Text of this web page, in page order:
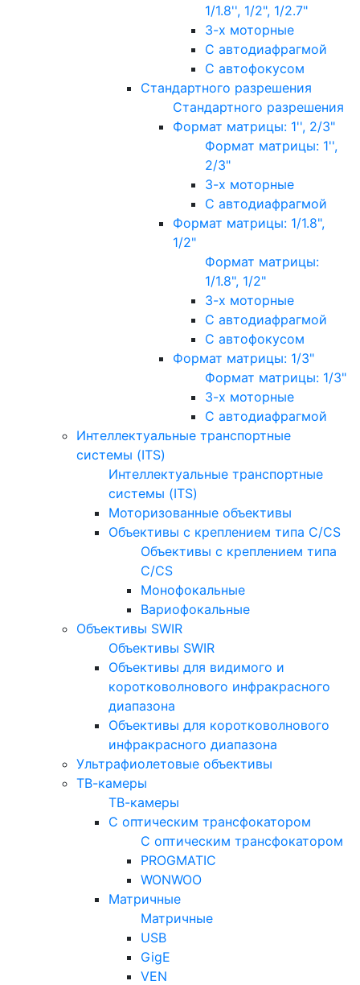
1/1.8'', 1/2", 1/2.7"
3-х моторные
С автодиафрагмой
С автофокусом
Стандартного разрешения
Стандартного разрешения
Формат матрицы: 1'', 2/3"
Формат матрицы: 1'',
2/3"
3-х моторные
С автодиафрагмой
Формат матрицы: 1/1.8",
1/2"
Формат матрицы:
1/1.8", 1/2"
3-х моторные
С автодиафрагмой
С автофокусом
Формат матрицы: 1/3"
Формат матрицы: 1/3"
3-х моторные
С автодиафрагмой
Интеллектуальные транспортные
системы (ITS)
Интеллектуальные транспортные
системы (ITS)
Моторизованные объективы
Объективы с креплением типа C/CS
Объективы с креплением типа
C/CS
Монофокальные
Вариофокальные
Объективы SWIR
Объективы SWIR
Объективы для видимого и
коротковолнового инфракрасного
диапазона
Объективы для коротковолнового
инфракрасного диапазона
Ультрафиолетовые объективы
ТВ-камеры
ТВ-камеры
С оптическим трансфокатором
С оптическим трансфокатором
PROGMATIC
WONWOO
Матричные
Матричные
USB
GigE
VEN